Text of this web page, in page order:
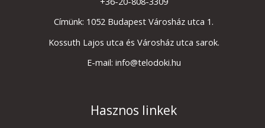
Címünk: 1052 Budapest Városház utca 1.
Kossuth Lajos utca és Városház utca sarok.
E-mail: info@telodoki.hu
Hasznos linkek